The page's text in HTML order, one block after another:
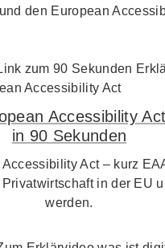
den European
Accessibility Act
in 90 Sekunden
Act – kurz
in der EU
werden.